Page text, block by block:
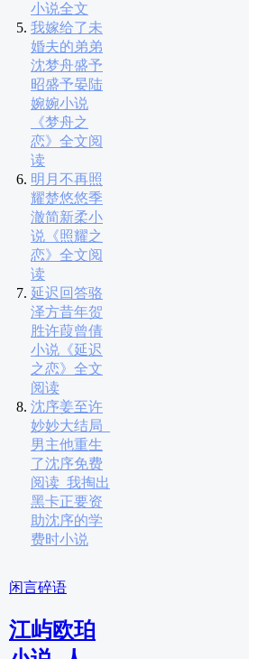
小说全文
我嫁给了未
婚夫的弟弟
沈梦舟盛予
昭盛予晏陆
婉婉小说
《梦舟之
恋》全文阅
读
明月不再照
耀楚悠悠季
澈简新柔小
说《照耀之
恋》全文阅
读
延迟回答骆
泽方昔年贺
胜许葭曾倩
小说《延迟
之恋》全文
阅读
沈序姜至许
妙妙大结局_
男主他重生
了沈序免费
阅读_我掏出
黑卡正要资
助沈序的学
费时小说
闲言碎语
江屿欧珀